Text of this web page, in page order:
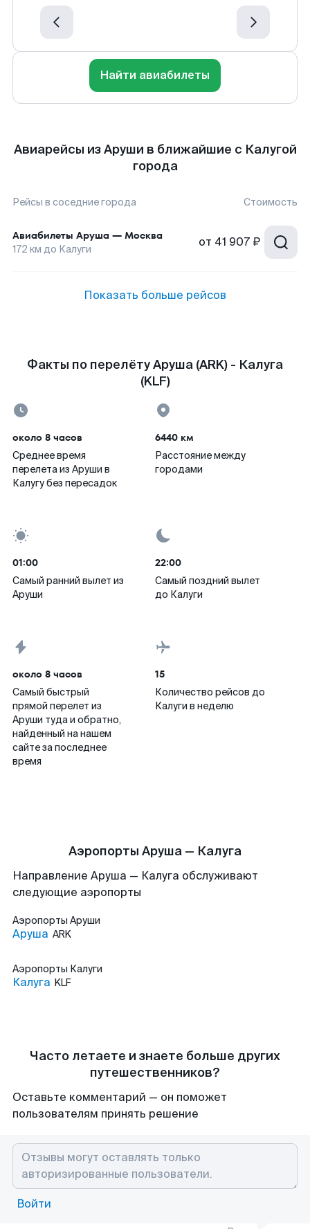
Найти авиабилеты
Авиарейсы из Аруши в ближайшие с Калугой
города
Рейсы в соседние города Стоимость
Авиабилеты Аруша — Москва
172 км до Калуги от 41 907 ₽
Показать больше рейсов
Факты по перелёту Аруша (ARK) - Калуга
(KLF)
около 8 часов
Среднее время
перелета из Аруши в
Калугу без пересадок
6440 км
Расстояние между
городами
01:00
Самый ранний вылет из
Аруши
22:00
Самый поздний вылет
до Калуги
около 8 часов
Самый быстрый
прямой перелет из
Аруши туда и обратно,
найденный на нашем
сайте за последнее
время
15
Количество рейсов до
Калуги в неделю
Аэропорты Аруша — Калуга
Направление Аруша — Калуга обслуживают
следующие аэропорты
Аэропорты Аруши
Аруша ARK
Аэропорты Калуги
Калуга KLF
Часто летаете и знаете больше других
путешественников?
Оставьте комментарий — он поможет
пользователям принять решение
Войти